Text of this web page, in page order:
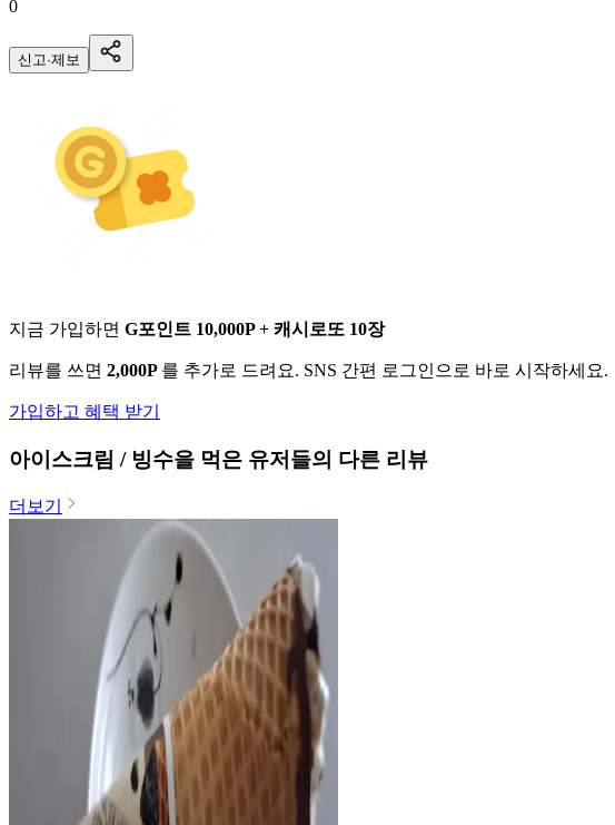
0
신고·제보
지금 가입하면 G포인트 10,000P + 캐시로또 10장
리뷰를 쓰면 2,000P 를 추가로 드려요. SNS 간편 로그인으로 바로 시작하세요.
가입하고 혜택 받기
아이스크림 / 빙수을 먹은 유저들의 다른 리뷰
더보기